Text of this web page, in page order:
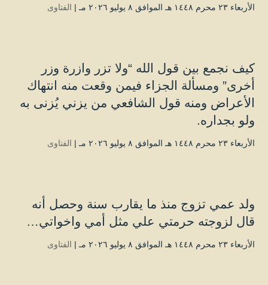
الأربعاء ۲۳ محرم ۱٤٤۸ هـ الموافق ۸ يوليو ۲۰۲٦ مـ | الفتاوى
كيف نجمع بين قول الله “ولا تزر وازرة وزر
أخرى” ومسألة الجزاء فيمن وقعت منه انتهاك
الأعراض ومنه قول الشافعي من يزني يُزنى به
ولو بجداره.
الأربعاء ۲۳ محرم ۱٤٤۸ هـ الموافق ۸ يوليو ۲۰۲٦ مـ | الفتاوى
ولد عمي تزوج منذ ما يقارب سنة وحصل أنه
قال لزوجته حرمتي علي مثل أمي واخواتي…
الأربعاء ۲۳ محرم ۱٤٤۸ هـ الموافق ۸ يوليو ۲۰۲٦ مـ | الفتاوى